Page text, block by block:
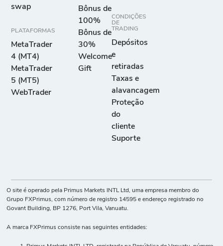
swap
PLATAFORMAS
MetaTrader
4 (MT4)
MetaTrader
5 (MT5)
WebTrader
Bônus de
100%
Bônus de
30%
Welcome
Gift
CONDIÇÕES
DE
TRADING
Depósitos
e
retiradas
Taxas e
alavancagem
Proteção
do
cliente
Suporte
O site é operado pela Primus Markets INTL Ltd, uma empresa membro do
Grupo FXPrimus, com número de registro 14595 e endereço registrado no
Govant Building, BP 1276, Port Vila, Vanuatu.
A marca FXPrimus consiste nas seguintes entidades: